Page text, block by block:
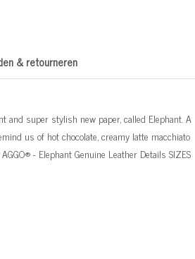
& retourneren
and super stylish new paper, called Elephant. A
us of hot chocolate, creamy latte macchiato
- Elephant Genuine Leather Details SIZES